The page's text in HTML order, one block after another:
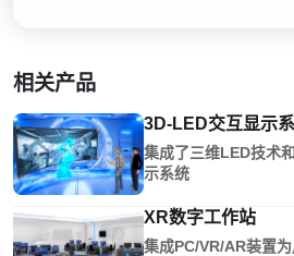
相关产品
3D-LED交互显示
集成了三维LED技术
示系统
XR数字工作站
集成PC/VR/AR装置